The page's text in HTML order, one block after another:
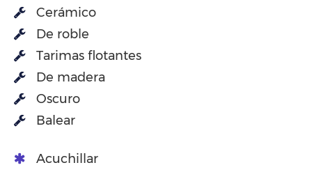
Cerámico
De roble
Tarimas flotantes
De madera
Oscuro
Balear
Acuchillar